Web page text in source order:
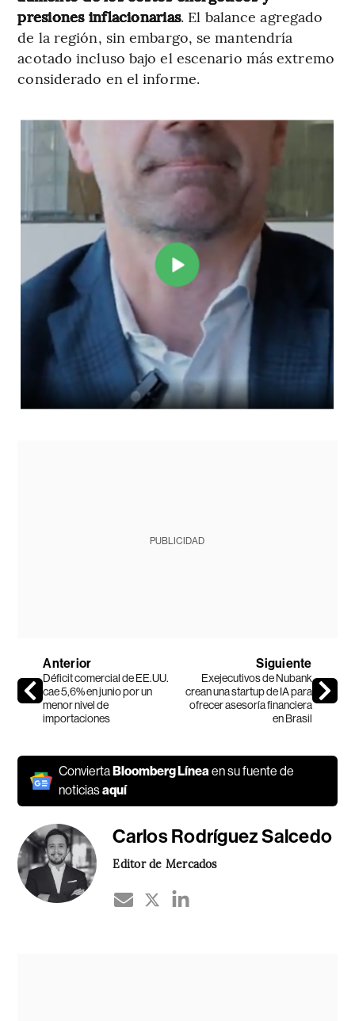
presiones inflacionarias. El balance agregado
de la región, sin embargo, se mantendría
acotado incluso bajo el escenario más extremo
considerado en el informe.
PUBLICIDAD
Anterior
Déficit comercial de EE.UU.
cae 5,6% en junio por un
menor nivel de
importaciones
Siguiente
Exejecutivos de Nubank
crean una startup de IA para
ofrecer asesoría financiera
en Brasil
ConviertaBloomberg Líneaen su fuente de
noticiasaquí
Carlos Rodríguez Salcedo
Editor de Mercados